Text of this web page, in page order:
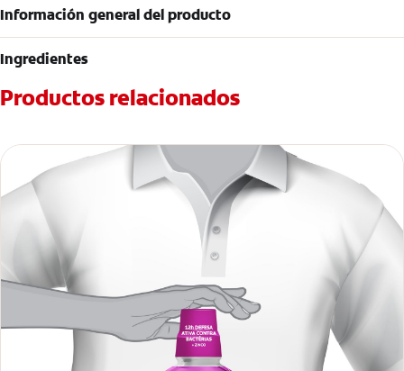
Información general del producto
Ingredientes
Productos relacionados